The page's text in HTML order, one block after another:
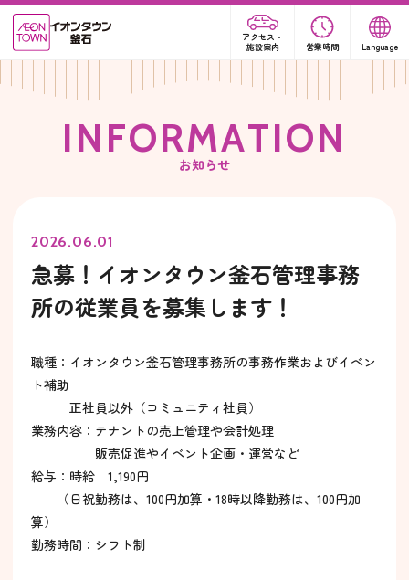
アクセス・
施設案内
営業時間 Language
INFORMATION
お知らせ
2026.06.01
急募！イオンタウン釜石管理事務
所の従業員を募集します！
職種：イオンタウン釜石管理事務所の事務作業およびイベン
ト補助
正社員以外（コミュニティ社員）
業務内容：テナントの売上管理や会計処理
販売促進やイベント企画・運営など
給与：時給 1,190円
（日祝勤務は、100円加算・18時以降勤務は、100円加
算）
勤務時間：シフト制